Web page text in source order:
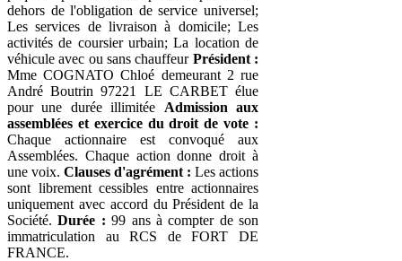
dehors de l'obligation de service universel;
Les services de livraison à domicile; Les
activités de coursier urbain; La location de
véhicule avec ou sans chauffeur Président :
Mme COGNATO Chloé demeurant 2 rue
André Boutrin 97221 LE CARBET élue
pour une durée illimitée Admission aux
assemblées et exercice du droit de vote :
Chaque actionnaire est convoqué aux
Assemblées. Chaque action donne droit à
une voix. Clauses d'agrément : Les actions
sont librement cessibles entre actionnaires
uniquement avec accord du Président de la
Société.Durée : 99 ans à compter de son
immatriculation au RCS de FORT DE
FRANCE.